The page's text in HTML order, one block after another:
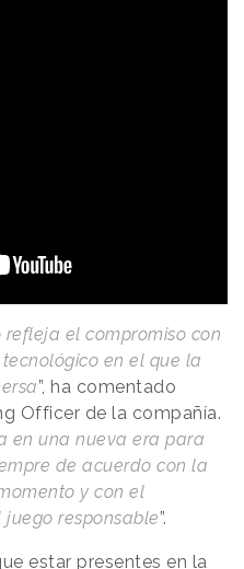
refleja el compromiso con
en el que la
”, ha comentado
Officer de la compañía.
en una nueva era para
de acuerdo con la
y con el
responsable”.
estar presentes en la